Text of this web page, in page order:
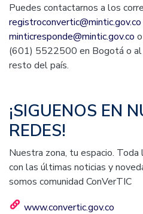
Puedes contactarnos a los
registroconvertic@mintic.gov.co
minticresponde@mintic.gov.co
(601) 5522500 en Bogotá o
resto del país.
¡SIGUENOS EN
REDES!
Nuestra zona, tu espacio. Toda
con las últimas noticias y
somos comunidad ConVerTIC
www.convertic.gov.co